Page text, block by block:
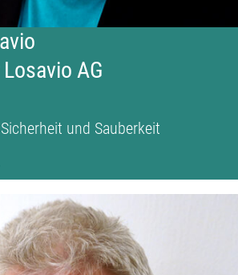
AG
und Sauberkeit
LOSAVIO
MALERATELIER
LOSAVIO
AG
LANDQUART